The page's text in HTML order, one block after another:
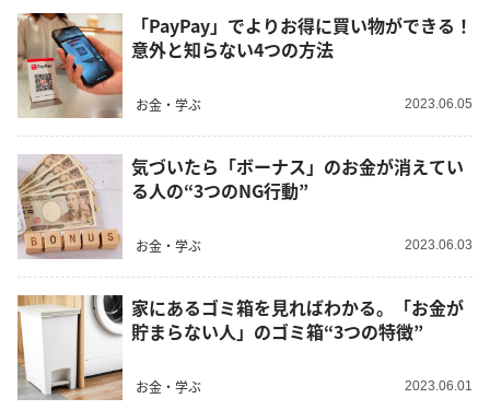
「PayPay」でよりお得に買い物ができる！
意外と知らない4つの方法
お金・学ぶ 2023.06.05
気づいたら「ボーナス」のお金が消えてい
る人の“3つのNG行動”
お金・学ぶ 2023.06.03
家にあるゴミ箱を見ればわかる。「お金が
貯まらない人」のゴミ箱“3つの特徴”
お金・学ぶ 2023.06.01